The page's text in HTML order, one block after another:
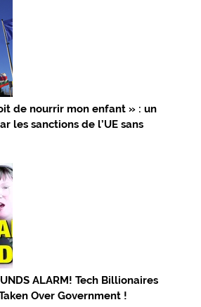
de nourrir mon enfant » : un
les sanctions de l’UE sans
ALARM! Tech Billionaires
Over Government !